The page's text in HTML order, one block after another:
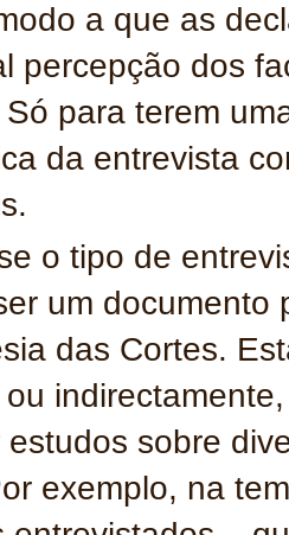
a que as
percepção dos
para terem
da entrevista
o tipo de
um
das Cortes.
sobre
exemplo, na